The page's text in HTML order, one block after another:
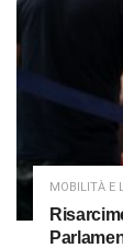
MOBILITÀ E